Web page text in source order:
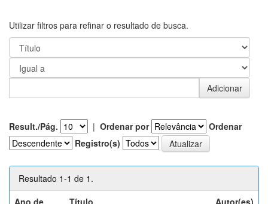
Utilizar filtros para refinar o resultado de busca.
Result./Pág. | Ordenar por
Ordenar
Registro(s)
Resultado 1-1 de 1.
Ano de
Título Autor(es)